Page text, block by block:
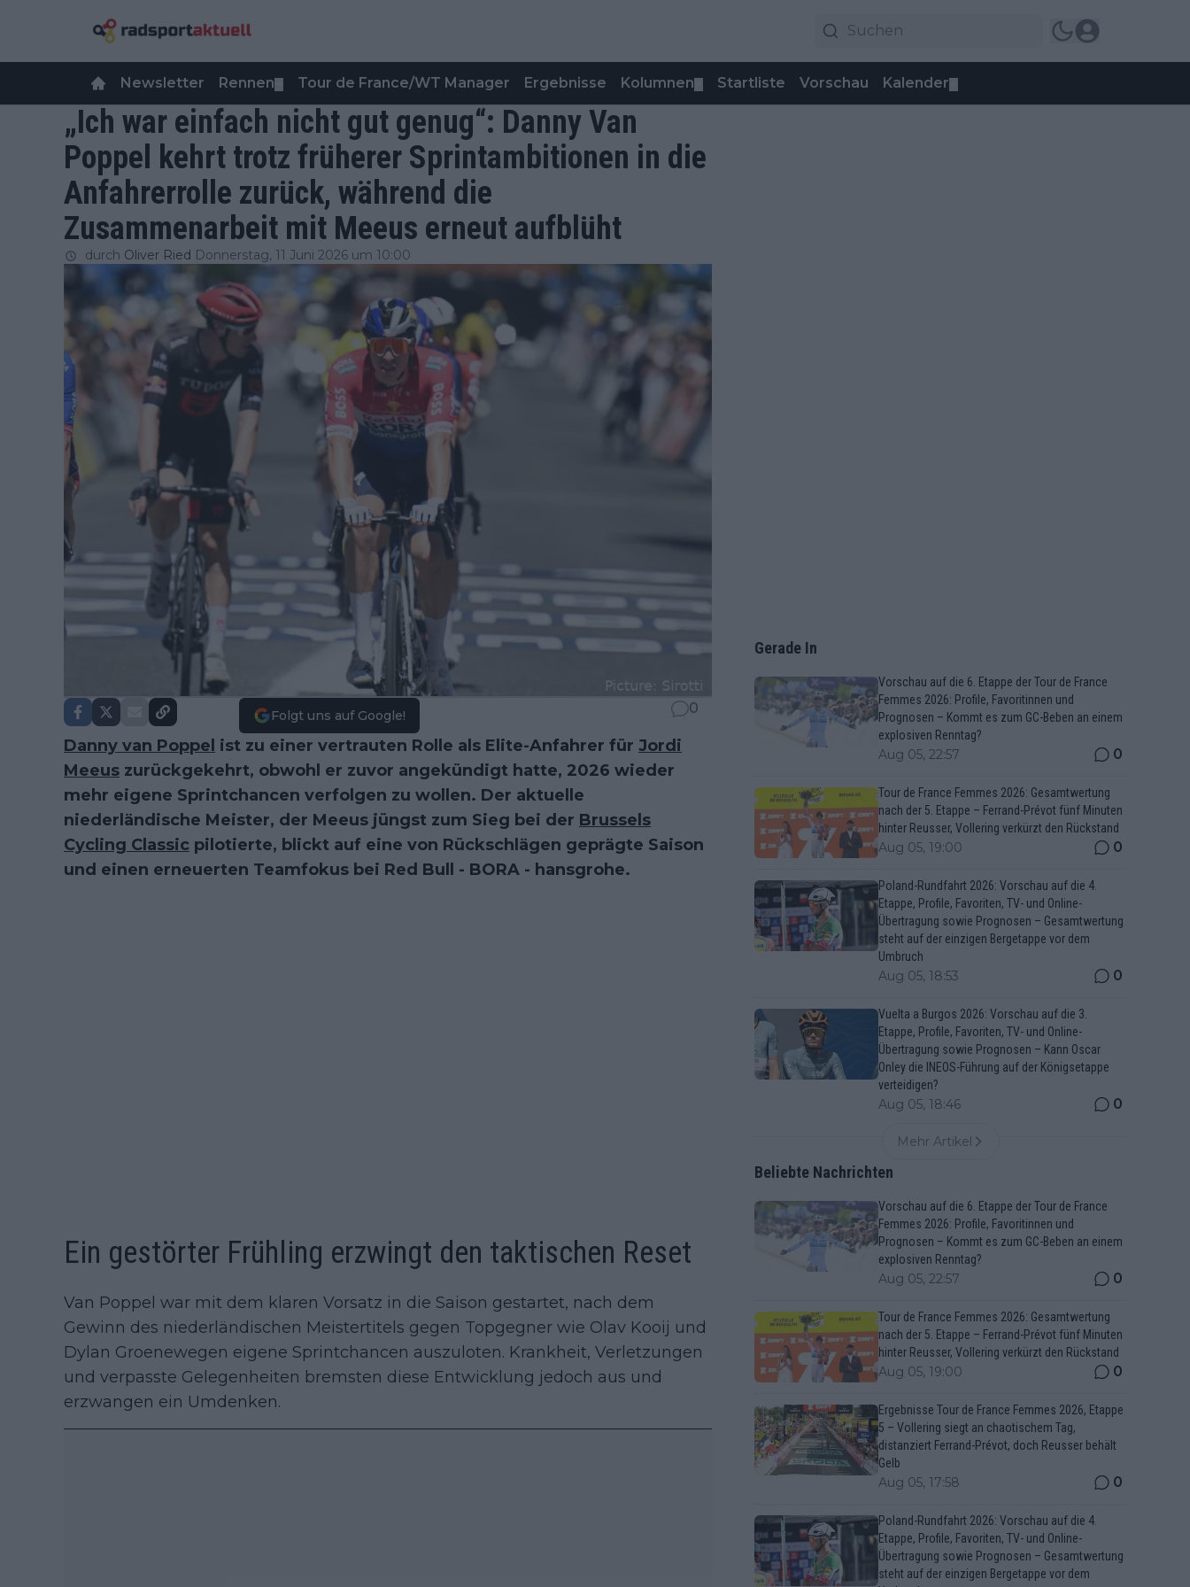
Newsletter Rennen Tour de France/WT Manager Ergebnisse Kolumnen Startliste Vorschau Kalender
„Ich war einfach nicht gut genug“: Danny Van
Poppel kehrt trotz früherer Sprintambitionen in die
Anfahrerrolle zurück, während die
Zusammenarbeit mit Meeus erneut aufblüht
durch Oliver Ried Donnerstag, 11 Juni 2026 um 10:00
Folgt uns auf Google! 0
Danny van Poppel ist zu einer vertrauten Rolle als Elite-Anfahrer für Jordi
Meeus zurückgekehrt, obwohl er zuvor angekündigt hatte, 2026 wieder
mehr eigene Sprintchancen verfolgen zu wollen. Der aktuelle
niederländische Meister, der Meeus jüngst zum Sieg bei der Brussels
Cycling Classic pilotierte, blickt auf eine von Rückschlägen geprägte Saison
und einen erneuerten Teamfokus bei Red Bull - BORA - hansgrohe.
Ein gestörter Frühling erzwingt den taktischen Reset
Van Poppel war mit dem klaren Vorsatz in die Saison gestartet, nach dem
Gewinn des niederländischen Meistertitels gegen Topgegner wie Olav Kooij und
Dylan Groenewegen eigene Sprintchancen auszuloten. Krankheit, Verletzungen
und verpasste Gelegenheiten bremsten diese Entwicklung jedoch aus und
erzwangen ein Umdenken.
Gerade In
Vorschau auf die 6. Etappe der Tour de France
Femmes 2026: Profile, Favoritinnen und
Prognosen – Kommt es zum GC-Beben an einem
explosiven Renntag?
Aug 05, 22:57 0
Tour de France Femmes 2026: Gesamtwertung
nach der 5. Etappe – Ferrand-Prévot fünf Minuten
hinter Reusser, Vollering verkürzt den Rückstand
Aug 05, 19:00 0
Poland-Rundfahrt 2026: Vorschau auf die 4.
Etappe, Profile, Favoriten, TV- und Online-
Übertragung sowie Prognosen – Gesamtwertung
steht auf der einzigen Bergetappe vor dem
Umbruch
Aug 05, 18:53 0
Vuelta a Burgos 2026: Vorschau auf die 3.
Etappe, Profile, Favoriten, TV- und Online-
Übertragung sowie Prognosen – Kann Oscar
Onley die INEOS-Führung auf der Königsetappe
verteidigen?
Aug 05, 18:46 0
Mehr Artikel
Beliebte Nachrichten
Vorschau auf die 6. Etappe der Tour de France
Femmes 2026: Profile, Favoritinnen und
Prognosen – Kommt es zum GC-Beben an einem
explosiven Renntag?
Aug 05, 22:57 0
Tour de France Femmes 2026: Gesamtwertung
nach der 5. Etappe – Ferrand-Prévot fünf Minuten
hinter Reusser, Vollering verkürzt den Rückstand
Aug 05, 19:00 0
Ergebnisse Tour de France Femmes 2026, Etappe
5 – Vollering siegt an chaotischem Tag,
distanziert Ferrand-Prévot, doch Reusser behält
Gelb
Aug 05, 17:58 0
Poland-Rundfahrt 2026: Vorschau auf die 4.
Etappe, Profile, Favoriten, TV- und Online-
Übertragung sowie Prognosen – Gesamtwertung
steht auf der einzigen Bergetappe vor dem